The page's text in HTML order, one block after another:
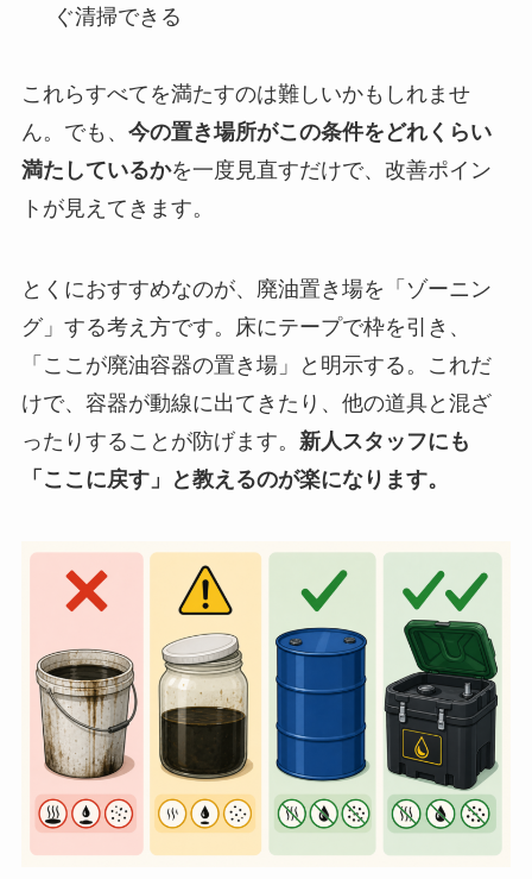
ぐ清掃できる
これらすべてを満たすのは難しいかもしれませ
ん。でも、 今の置き場所がこの条件をどれくらい
満たしているかを一度見直すだけで、改善ポイン
トが見えてきます。
とくにおすすめなのが、廃油置き場を「ゾーニン
グ」する考え方です。床にテープで枠を引き、
「ここが廃油容器の置き場」と明示する。これだ
けで、容器が動線に出てきたり、他の道具と混ざ
ったりすることが防げます。 新人スタッフにも
「ここに戻す」と教えるのが楽になります。